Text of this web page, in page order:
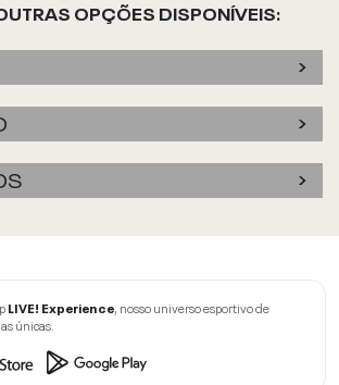
OPÇÕES DISPONÍVEIS:
LIVE! Experience, nosso universo esportivo de
únicas.